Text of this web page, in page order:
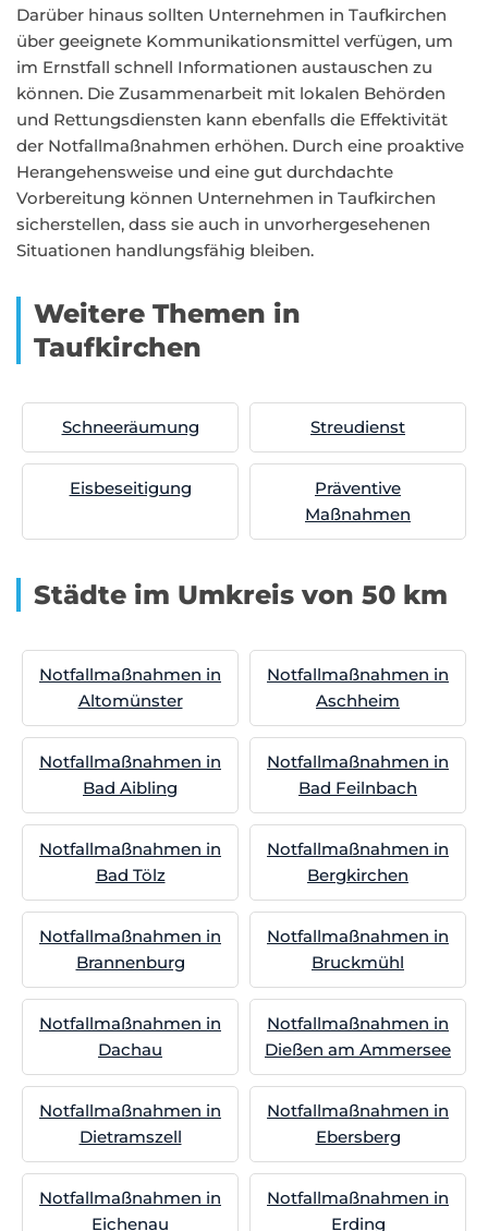
Darüber hinaus sollten Unternehmen in Taufkirchen
über geeignete Kommunikationsmittel verfügen, um
im Ernstfall schnell Informationen austauschen zu
können. Die Zusammenarbeit mit lokalen Behörden
und Rettungsdiensten kann ebenfalls die Effektivität
der Notfallmaßnahmen erhöhen. Durch eine proaktive
Herangehensweise und eine gut durchdachte
Vorbereitung können Unternehmen in Taufkirchen
sicherstellen, dass sie auch in unvorhergesehenen
Situationen handlungsfähig bleiben.
Weitere Themen in
Taufkirchen
Schneeräumung Streudienst
Eisbeseitigung
Präventive
Maßnahmen
Städte im Umkreis von 50 km
Notfallmaßnahmen in
Altomünster
Notfallmaßnahmen in
Aschheim
Notfallmaßnahmen in
Bad Aibling
Notfallmaßnahmen in
Bad Feilnbach
Notfallmaßnahmen in
Bad Tölz
Notfallmaßnahmen in
Bergkirchen
Notfallmaßnahmen in
Brannenburg
Notfallmaßnahmen in
Bruckmühl
Notfallmaßnahmen in
Dachau
Notfallmaßnahmen in
Dießen am Ammersee
Notfallmaßnahmen in
Dietramszell
Notfallmaßnahmen in
Ebersberg
Notfallmaßnahmen in
Eichenau
Notfallmaßnahmen in
Erding